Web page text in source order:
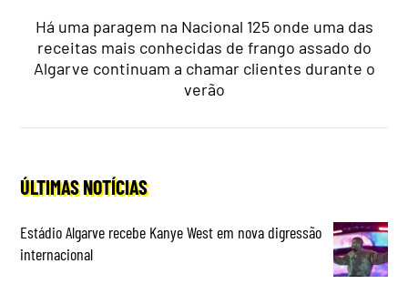
Há uma paragem na Nacional 125 onde uma das
receitas mais conhecidas de frango assado do
Algarve continuam a chamar clientes durante o
verão
ÚLTIMAS NOTÍCIAS
Estádio Algarve recebe Kanye West em nova digressão
internacional